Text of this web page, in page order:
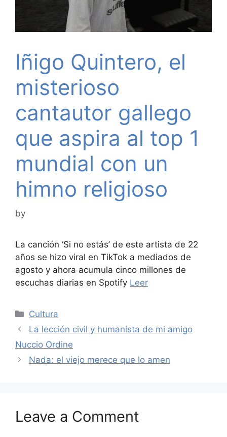
Iñigo Quintero, el
misterioso
cantautor gallego
que aspira al top 1
mundial con un
himno religioso
by
La canción ‘Si no estás’ de este artista de 22
años se hizo viral en TikTok a mediados de
agosto y ahora acumula cinco millones de
escuchas diarias en Spotify Leer
Categories
Cultura
La lección civil y humanista de mi amigo
Nuccio Ordine
Nada: el viejo merece que lo amen
Leave a Comment